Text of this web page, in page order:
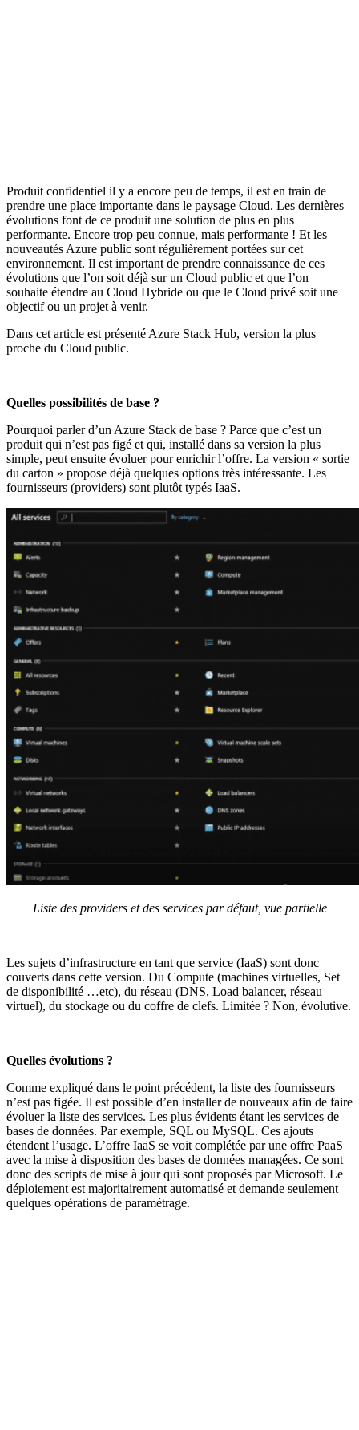
Produit confidentiel il y a encore peu de temps, il est en train de
prendre une place importante dans le paysage Cloud. Les dernières
évolutions font de ce produit une solution de plus en plus
performante. Encore trop peu connue, mais performante ! Et les
nouveautés Azure public sont régulièrement portées sur cet
environnement. Il est important de prendre connaissance de ces
évolutions que l’on soit déjà sur un Cloud public et que l’on
souhaite étendre au Cloud Hybride ou que le Cloud privé soit une
objectif ou un projet à venir.
Dans cet article est présenté Azure Stack Hub, version la plus
proche du Cloud public.
Quelles possibilités de base ?
Pourquoi parler d’un Azure Stack de base ? Parce que c’est un
produit qui n’est pas figé et qui, installé dans sa version la plus
simple, peut ensuite évoluer pour enrichir l’offre. La version « sortie
du carton » propose déjà quelques options très intéressante. Les
fournisseurs (providers) sont plutôt typés IaaS.
Liste des providers et des services par défaut, vue partielle
Les sujets d’infrastructure en tant que service (IaaS) sont donc
couverts dans cette version. Du Compute (machines virtuelles, Set
de disponibilité …etc), du réseau (DNS, Load balancer, réseau
virtuel), du stockage ou du coffre de clefs. Limitée ? Non, évolutive.
Quelles évolutions ?
Comme expliqué dans le point précédent, la liste des fournisseurs
n’est pas figée. Il est possible d’en installer de nouveaux afin de faire
évoluer la liste des services. Les plus évidents étant les services de
bases de données. Par exemple, SQL ou MySQL. Ces ajouts
étendent l’usage. L’offre IaaS se voit complétée par une offre PaaS
avec la mise à disposition des bases de données managées. Ce sont
donc des scripts de mise à jour qui sont proposés par Microsoft. Le
déploiement est majoritairement automatisé et demande seulement
quelques opérations de paramétrage.